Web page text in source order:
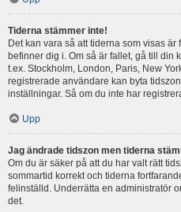
Tiderna stämmer inte!
Det kan vara så att tiderna som visas
befinner dig i. Om så är fallet, gå till din
t.ex. Stockholm, London, Paris, New
registrerade användare kan byta
inställningar. Så om du inte har
Upp
Jag ändrade tidszon men tiderna
Om du är säker på att du har valt rätt
sommartid korrekt och tiderna
felinställd. Underrätta en administratör
det.